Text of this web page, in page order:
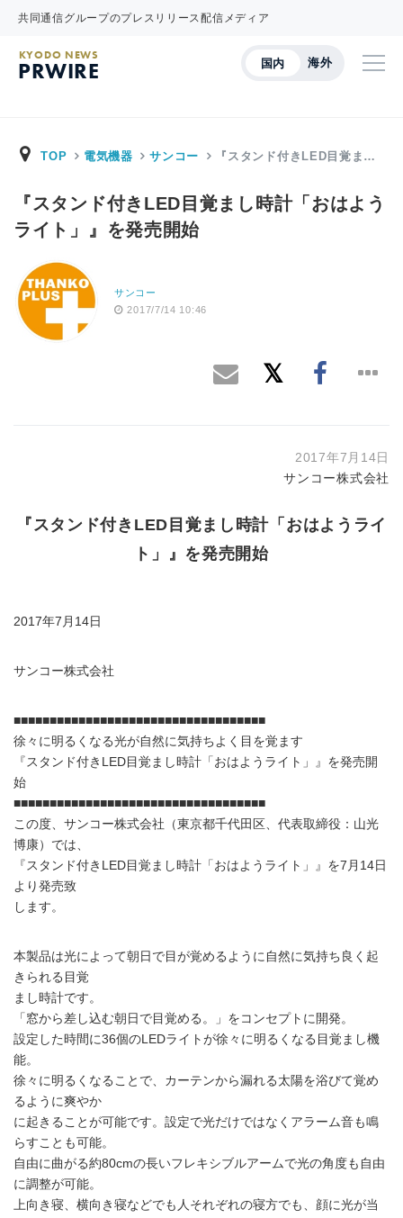
共同通信グループのプレスリリース配信メディア
国内 海外
KYODO NEWS
PRWIRE
TOP 電気機器 サンコー 『スタンド付きLED目覚ま…
『スタンド付きLED目覚まし時計「おはよう
ライト」』を発売開始
サンコー
2017/7/14 10:46
2017年7月14日
サンコー株式会社
『スタンド付きLED目覚まし時計「おはようライ
ト」』を発売開始
2017年7月14日
サンコー株式会社
■■■■■■■■■■■■■■■■■■■■■■■■■■■■■■■■■■■
徐々に明るくなる光が自然に気持ちよく目を覚ます
『スタンド付きLED目覚まし時計「おはようライト」』を発売開
始
■■■■■■■■■■■■■■■■■■■■■■■■■■■■■■■■■■■
この度、サンコー株式会社（東京都千代田区、代表取締役：山光
博康）では、
『スタンド付きLED目覚まし時計「おはようライト」』を7月14日
より発売致
します。
本製品は光によって朝日で目が覚めるように自然に気持ち良く起
きられる目覚
まし時計です。
「窓から差し込む朝日で目覚める。」をコンセプトに開発。
設定した時間に36個のLEDライトが徐々に明るくなる目覚まし機
能。
徐々に明るくなることで、カーテンから漏れる太陽を浴びて覚め
るように爽やか
に起きることが可能です。設定で光だけではなくアラーム音も鳴
らすことも可能。
自由に曲がる約80cmの長いフレキシブルアームで光の角度も自由
に調整が可能。
上向き寝、横向き寝などでも人それぞれの寝方でも、顔に光が当